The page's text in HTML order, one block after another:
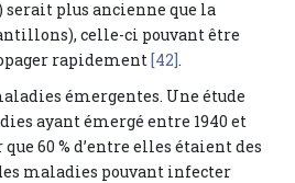
serait plus ancienne que la
celle-ci pouvant être
rapidement[42].
émergentes. Une étude
ayant émergé entre 1940 et
60 % d’entre elles étaient des
maladies pouvant infecter